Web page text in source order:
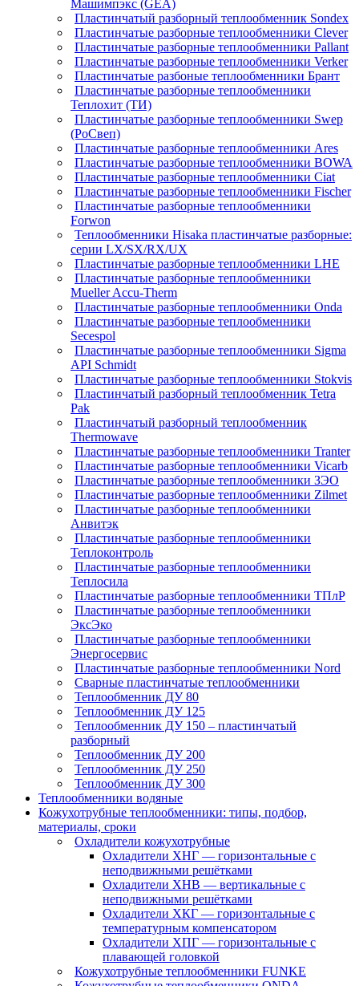
Машимпэкс (GEA)
Пластинчатый разборный теплообменник Sondex
Пластинчатые разборные теплообменники Clever
Пластинчатые разборные теплообменники Pallant
Пластинчатые разборные теплообменники Verker
Пластинчатые разбоные теплообменники Брант
Пластинчатые разборные теплообменники
Теплохит (ТИ)
Пластинчатые разборные теплообменники Swep
(РоСвеп)
Пластинчатые разборные теплообменники Ares
Пластинчатые разборные теплообменники BOWA
Пластинчатые разборные теплообменники Ciat
Пластинчатые разборные теплообменники Fischer
Пластинчатые разборные теплообменники
Forwon
Теплообменники Hisaka пластинчатые разборные:
серии LX/SX/RX/UX
Пластинчатые разборные теплообменники LHE
Пластинчатые разборные теплообменники
Mueller Accu-Therm
Пластинчатые разборные теплообменники Onda
Пластинчатые разборные теплообменники
Secespol
Пластинчатые разборные теплообменники Sigma
API Schmidt
Пластинчатые разборные теплообменники Stokvis
Пластинчатый разборный теплообменник Tetra
Pak
Пластинчатый разборный теплообменник
Thermowave
Пластинчатые разборные теплообменники Tranter
Пластинчатые разборные теплообменники Vicarb
Пластинчатые разборные теплообменники ЗЭО
Пластинчатые разборные теплообменники Zilmet
Пластинчатые разборные теплообменники
Анвитэк
Пластинчатые разборные теплообменники
Теплоконтроль
Пластинчатые разборные теплообменники
Теплосила
Пластинчатые разборные теплообменники ТПлР
Пластинчатые разборные теплообменники
ЭксЭко
Пластинчатые разборные теплообменники
Энергосервис
Пластинчатые разборные теплообменники Nord
Сварные пластинчатые теплообменники
Теплообменник ДУ 80
Теплообменник ДУ 125
Теплообменник ДУ 150 – пластинчатый
разборный
Теплообменник ДУ 200
Теплообменник ДУ 250
Теплообменник ДУ 300
Теплообменники водяные
Кожухотрубные теплообменники: типы, подбор,
материалы, сроки
Охладители кожухотрубные
Охладители ХНГ — горизонтальные с
неподвижными решётками
Охладители ХНВ — вертикальные с
неподвижными решётками
Охладители ХКГ — горизонтальные с
температурным компенсатором
Охладители ХПГ — горизонтальные с
плавающей головкой
Кожухотрубные теплообменники FUNKE